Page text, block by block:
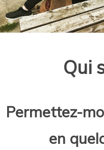
Qui
Permettez-
en